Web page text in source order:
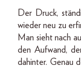
Der Druck,
wieder neu zu
Man sieht nach
den Aufwand,
dahinter. Genau